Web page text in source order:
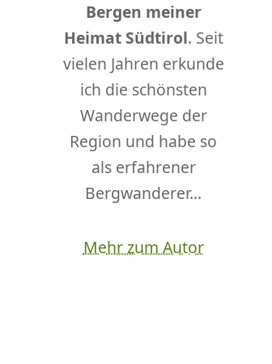
Bergen meiner
Heimat Südtirol. Seit
vielen Jahren erkunde
ich die schönsten
Wanderwege der
Region und habe so
als erfahrener
Bergwanderer...
Mehr zum Autor